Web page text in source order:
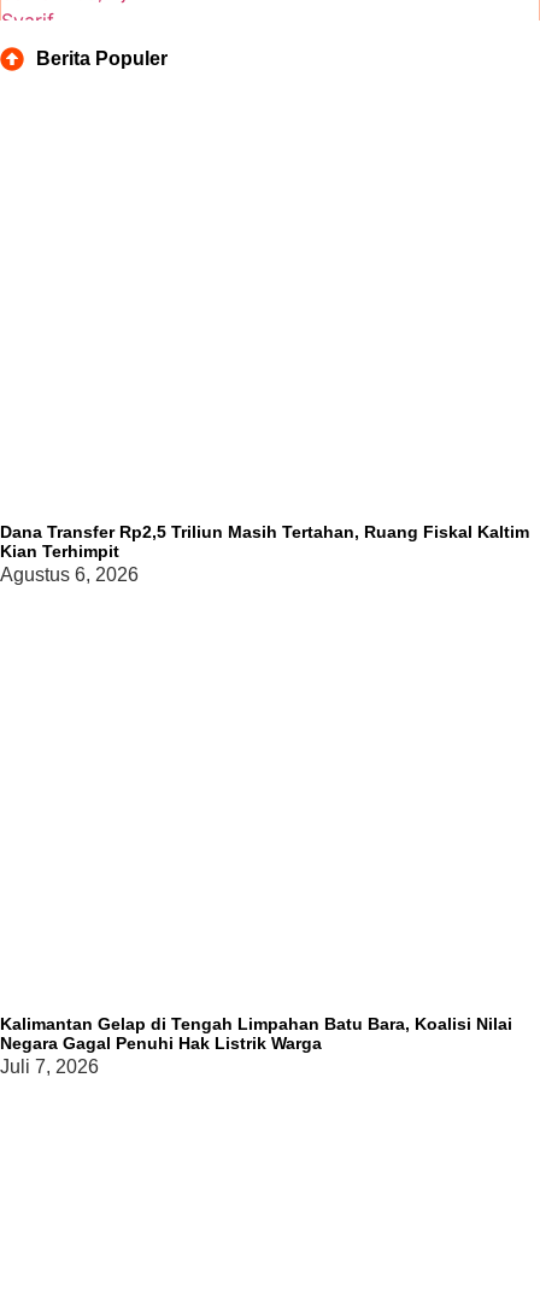
Berita Populer
Dana Transfer Rp2,5 Triliun Masih Tertahan, Ruang Fiskal Kaltim
Kian Terhimpit
Agustus 6, 2026
Kalimantan Gelap di Tengah Limpahan Batu Bara, Koalisi Nilai
Negara Gagal Penuhi Hak Listrik Warga
Juli 7, 2026